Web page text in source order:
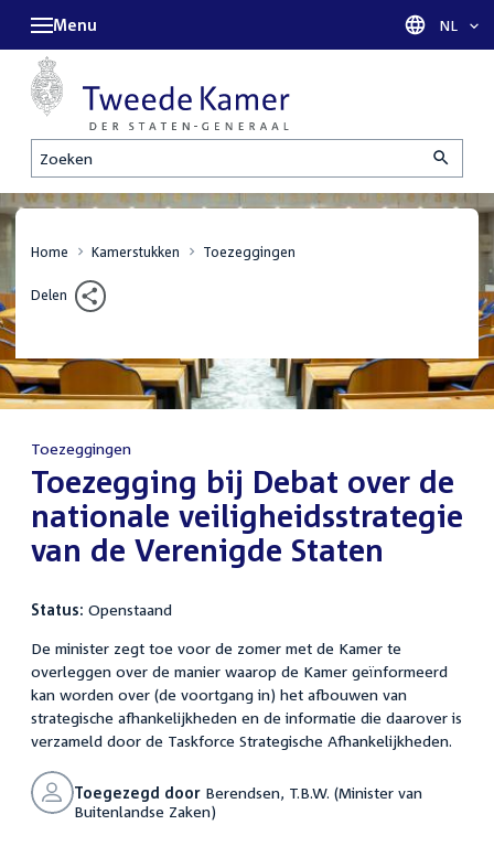
Zoeken
Menu Taal
NL
Home Kamerstukken Toezeggingen
Delen
Toezeggingen
:Toezegging bij Debat over de
nationale veiligheidsstrategie
van de Verenigde Staten
Status: Openstaand
De minister zegt toe voor de zomer met de Kamer te
overleggen over de manier waarop de Kamer geïnformeerd
kan worden over (de voortgang in) het afbouwen van
strategische afhankelijkheden en de informatie die daarover is
verzameld door de Taskforce Strategische Afhankelijkheden.
Toegezegd doorBerendsen, T.B.W. (Minister van
Buitenlandse Zaken)